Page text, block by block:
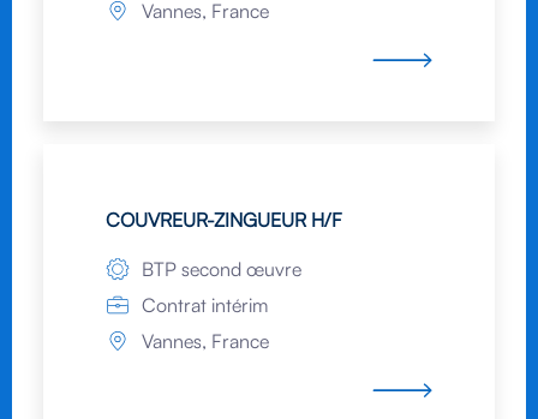
Vannes, France
COUVREUR-ZINGUEUR H/F
BTP second œuvre
Contrat intérim
Vannes, France